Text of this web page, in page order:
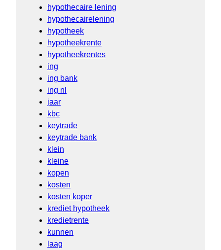
hypothecaire lening
hypothecairelening
hypotheek
hypotheekrente
hypotheekrentes
ing
ing bank
ing nl
jaar
kbc
keytrade
keytrade bank
klein
kleine
kopen
kosten
kosten koper
krediet hypotheek
kredietrente
kunnen
laag